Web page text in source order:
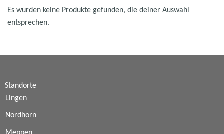
Es wurden keine Produkte gefunden, die deiner Auswahl
entsprechen.
Standorte
Lingen
Nordhorn